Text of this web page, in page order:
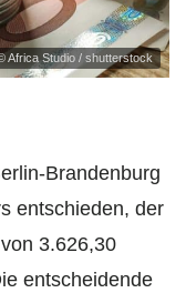
Africa Studio / shutterstock
Brandenburg
entschieden, der
3.626,30
entscheidende